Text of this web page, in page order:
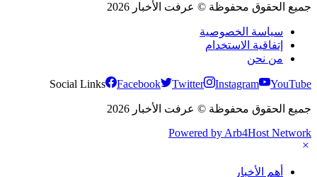
جميع الحقوق محفوظة © عرفت الأخبار 2026
سياسة الخصوصية
إتفاقية الاستخدام
من نحن
Social Links Facebook Twitter Instagram YouTube
جميع الحقوق محفوظة © عرفت الأخبار 2026
Powered by Arb4Host Network
أهم الأخبار